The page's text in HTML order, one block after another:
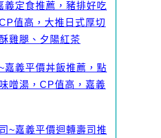
義定食推薦，豬排好吃
值高，大推日式厚切
雞腿、夕陽紅茶
嘉義平價丼飯推薦，點
噌湯，CP值高，嘉義
~嘉義平價迴轉壽司推